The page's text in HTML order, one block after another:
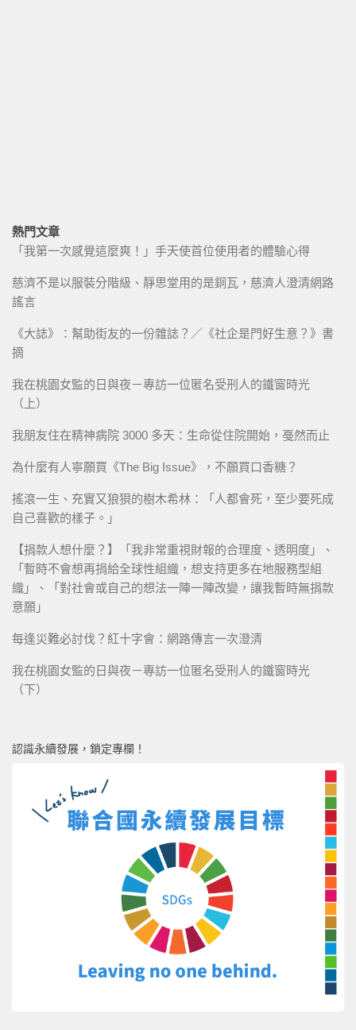
熱門文章
「我第一次感覺這麼爽！」手天使首位使用者的體驗心得
慈濟不是以服裝分階級、靜思堂用的是銅瓦，慈濟人澄清網路
謠言
《大誌》：幫助街友的一份雜誌？／《社企是門好生意？》書
摘
我在桃園女監的日與夜－專訪一位匿名受刑人的鐵窗時光
（上）
我朋友住在精神病院 3000 多天：生命從住院開始，戞然而止
為什麼有人寧願買《The Big Issue》，不願買口香糖？
搖滾一生、充實又狼狽的樹木希林：「人都會死，至少要死成
自己喜歡的樣子。」
【捐款人想什麼？】「我非常重視財報的合理度、透明度」、
「暫時不會想再捐給全球性組織，想支持更多在地服務型組
織」、「對社會或自己的想法一陣一陣改變，讓我暫時無捐款
意願」
每逢災難必討伐？紅十字會：網路傳言一次澄清
我在桃園女監的日與夜－專訪一位匿名受刑人的鐵窗時光
（下）
認識永續發展，鎖定專欄！